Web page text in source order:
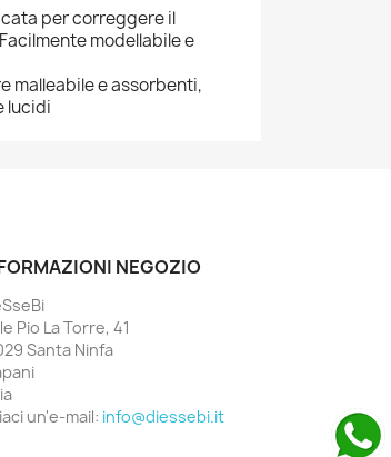
per correggere il
modellabile e
malleabile e assorbenti,
lucidi
NEGOZIO
Pio La Torre, 41
Santa Ninfa
un'e-mail: info@diessebi.it